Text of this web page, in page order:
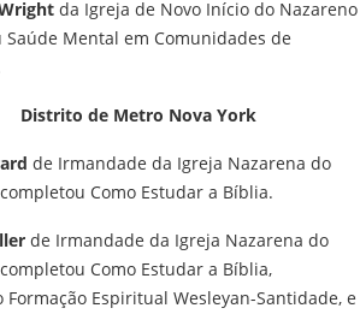
da Igreja de Novo Início do Nazareno
Saúde Mental em Comunidades de
Distrito de Metro Nova York
de Irmandade da Igreja Nazarena do
Como Estudar a Bíblia.
de Irmandade da Igreja Nazarena do
Como Estudar a Bíblia,
Formação Espiritual Wesleyan-Santidade, e